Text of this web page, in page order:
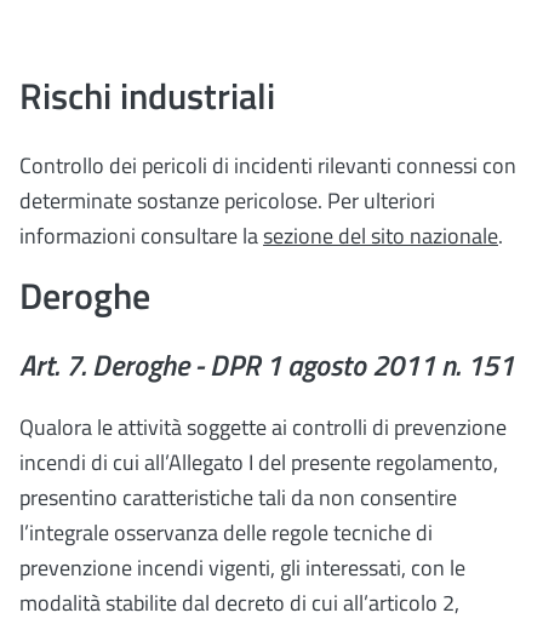
Rischi industriali
Controllo dei pericoli di incidenti rilevanti connessi con
determinate sostanze pericolose. Per ulteriori
informazioni consultare lasezione del sito nazionale.
Deroghe
Art. 7. Deroghe - DPR 1 agosto 2011 n. 151
Qualora le attività soggette ai controlli di prevenzione
incendi di cui all’Allegato I del presente regolamento,
presentino caratteristiche tali da non consentire
l’integrale osservanza delle regole tecniche di
prevenzione incendi vigenti, gli interessati, con le
modalità stabilite dal decreto di cui all’articolo 2,